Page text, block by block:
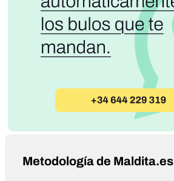
Metodología de Maldita.es